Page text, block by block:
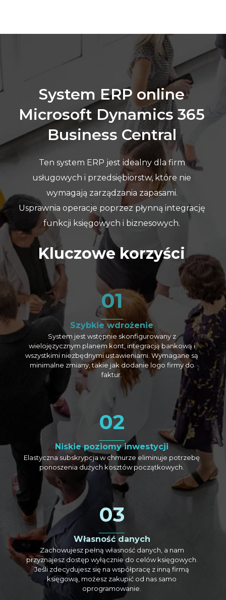
System ERP online
Microsoft Dynamics 365
Business Central
Ten system ERP jest idealny dla firm
usługowych i przedsiębiorstw, które nie
wymagają zarządzania zapasami.
Usprawnia operacje poprzez płynną integrację
funkcji księgowych i biznesowych.
Kluczowe korzyści
01
Szybkie wdrożenie
System jest wstępnie skonfigurowany z
wielojęzycznym planem kont, integracją bankową i
wszystkimi niezbędnymi ustawieniami. Wymagane są
minimalne zmiany, takie jak dodanie logo firmy do
faktur.
02
Niskie poziomy inwestycji
Elastyczna subskrypcja w chmurze eliminuje potrzebę
ponoszenia dużych kosztów początkowych.
03
Własność danych
Zachowujesz pełną własność danych, a nam
przyznajesz dostęp wyłącznie do celów księgowych.
Jeśli zdecydujesz się na współpracę z inną firmą
księgową, możesz zakupić od nas samo
oprogramowanie.